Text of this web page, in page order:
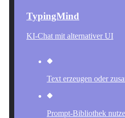
TypingMind
KI-Chat mit alternativer UI
Text erzeugen oder
Prompt-Bibliothek